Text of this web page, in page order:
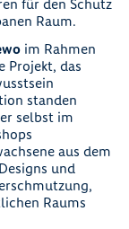
für den Schutz
Raum.
im Rahmen
Projekt, das
standen
selbst im
aus dem
und
Raums